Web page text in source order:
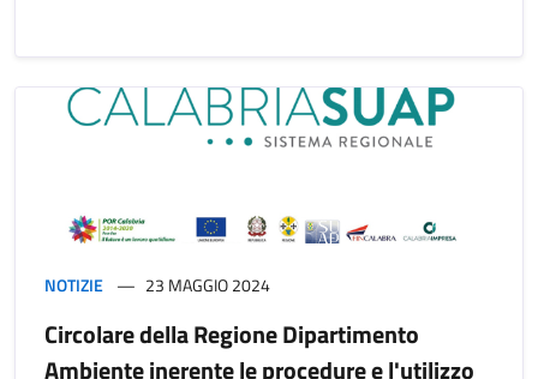
NOTIZIE 23 MAGGIO 2024
Circolare della Regione Dipartimento
Ambiente inerente le procedure e l'utilizzo